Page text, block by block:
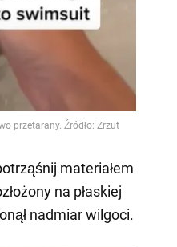
materiałem
na płaskiej
nadmiar wilgoci.